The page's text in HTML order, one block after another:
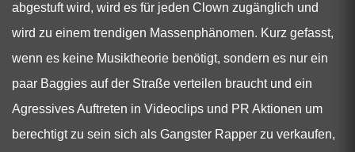
abgestuft wird, wird es für jeden Clown zugänglich und
wird zu einem trendigen Massenphänomen. Kurz gefasst,
wenn es keine Musiktheorie benötigt, sondern es nur ein
paar Baggies auf der Straße verteilen braucht und ein
Agressives Auftreten in Videoclips und PR Aktionen um
berechtigt zu sein sich als Gangster Rapper zu verkaufen,